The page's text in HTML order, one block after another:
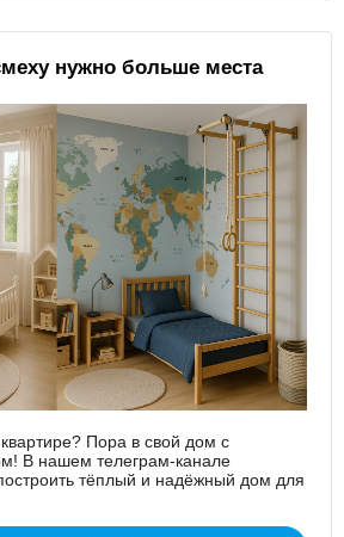
нужно больше места
Пора в свой дом с
В нашем телеграм-канале
тёплый и надёжный дом для